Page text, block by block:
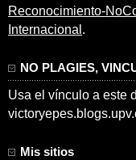
Reconocimiento-
Internacional .
NO PLAGIES,
Usa el vínculo a este
Mis sitios